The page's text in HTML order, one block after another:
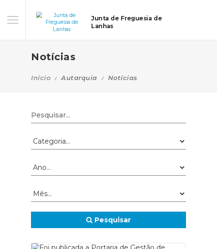
Junta de Freguesia de
Lanhas
Notícias
Início Autarquia Notícias
Pesquisar